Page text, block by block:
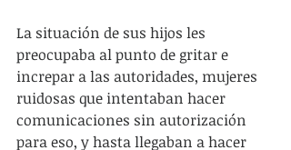
La situación de sus hijos les
preocupaba al punto de gritar e
increpar a las autoridades, mujeres
ruidosas que intentaban hacer
comunicaciones sin autorización
para eso, y hasta llegaban a hacer